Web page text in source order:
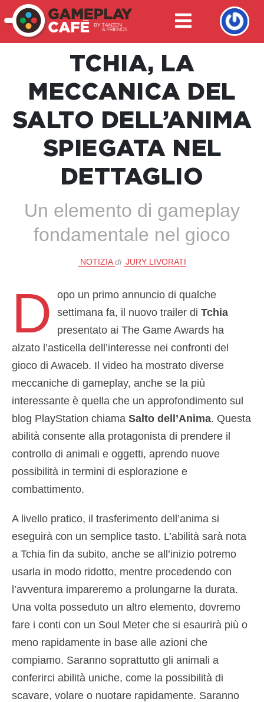
TCHIA, LA
MECCANICA DEL
SALTO DELL’ANIMA
SPIEGATA NEL
DETTAGLIO
Un elemento di gameplay
fondamentale nel gioco
NOTIZIA di JURY LIVORATI
D
opo un primo annuncio di qualche
settimana fa, il nuovo trailer diTchia
presentato ai The Game Awards ha
alzato l’asticella dell’interesse nei confronti del
gioco di Awaceb. Il video ha mostrato diverse
meccaniche di gameplay, anche se la più
interessante è quella che un approfondimento sul
blog PlayStation chiama Salto dell’Anima. Questa
abilità consente alla protagonista di prendere il
controllo di animali e oggetti, aprendo nuove
possibilità in termini di esplorazione e
combattimento.
A livello pratico, il trasferimento dell’anima si
eseguirà con un semplice tasto. L’abilità sarà nota
a Tchia fin da subito, anche se all’inizio potremo
usarla in modo ridotto, mentre procedendo con
l’avventura impareremo a prolungarne la durata.
Una volta posseduto un altro elemento, dovremo
fare i conti con un Soul Meter che si esaurirà più o
meno rapidamente in base alle azioni che
compiamo. Saranno soprattutto gli animali a
conferirci abilità uniche, come la possibilità di
scavare, volare o nuotare rapidamente. Saranno